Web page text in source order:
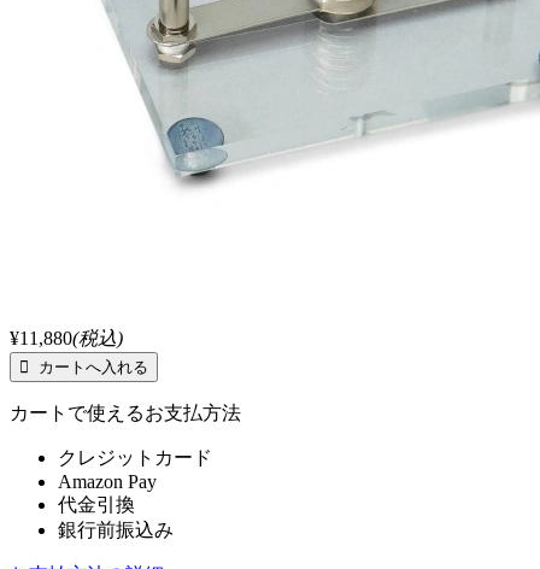
¥11,880(税込)
カートで使えるお支払方法
クレジットカード
Amazon Pay
代金引換
銀行前振込み